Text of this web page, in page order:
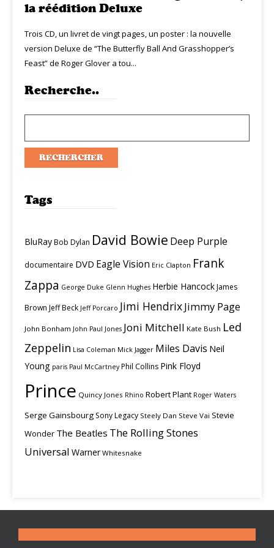
la réédition Deluxe
Trois CD, un livret de vingt pages, un poster : la nouvelle
version Deluxe de “The Butterfly Ball And Grasshopper’s
Feast” de Roger Glover a tou...
Recherche..
Tags
BluRayBob Dylan David Bowie Deep Purple
documentaire DVD Eagle Vision Eric Clapton Frank
Zappa George Duke Glenn Hughes Herbie HancockJames
Brown Jeff Beck Jeff Porcaro Jimi HendrixJimmy Page
John Bonham John Paul Jones Joni Mitchell Kate Bush Led
Zeppelin Lisa Coleman Mick Jagger Miles Davis Neil
Young paris Paul McCartney Phil Collins Pink Floyd
Prince Quincy Jones Rhino Robert Plant Roger Waters
Serge Gainsbourg Sony Legacy Steely Dan Steve Vai Stevie
Wonder The Beatles The Rolling Stones
Universal Warner Whitesnake